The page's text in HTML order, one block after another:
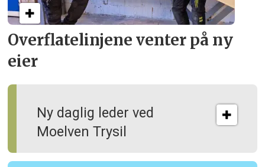
Overflate­linjene venter på ny
eier
Ny daglig leder ved
Moelven Trysil